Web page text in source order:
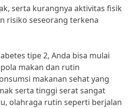
serta kurangnya aktivitas fisik
risiko seseorang terkena
tipe 2, Anda bisa mulai
makan dan rutin
makanan sehat yang
serta tinggi serat sangat
olahraga rutin seperti berjalan